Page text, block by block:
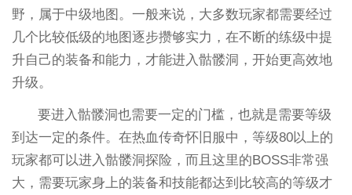
野，属于中级地图。一般来说，大多数玩家都需要经过
几个比较低级的地图逐步攒够实力，在不断的练级中提
升自己的装备和能力，才能进入骷髅洞，开始更高效地
升级。
要进入骷髅洞也需要一定的门槛，也就是需要等级
到达一定的条件。在热血传奇怀旧服中，等级80以上的
玩家都可以进入骷髅洞探险，而且这里的BOSS非常强
大，需要玩家身上的装备和技能都达到比较高的等级才